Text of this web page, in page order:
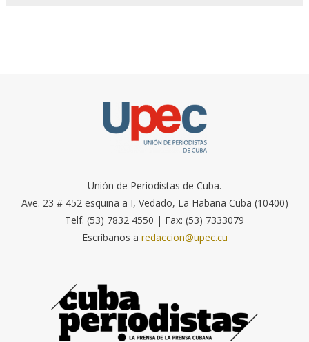
Unión de Periodistas de Cuba.
Ave. 23 # 452 esquina a I, Vedado, La Habana Cuba (10400)
Telf. (53) 7832 4550 | Fax: (53) 7333079
Escríbanos a redaccion@upec.cu